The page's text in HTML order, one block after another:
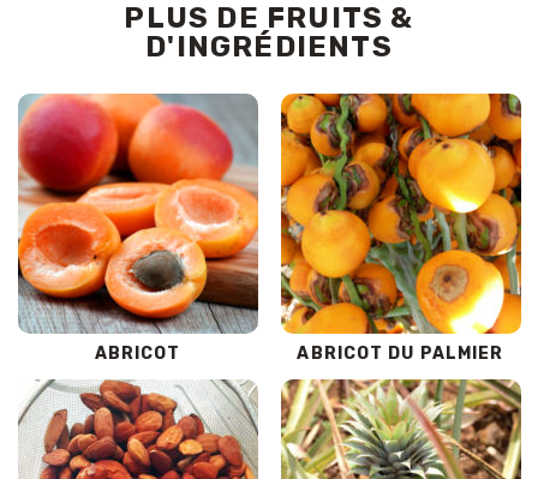
PLUS DE FRUITS &
D'INGRÉDIENTS
ABRICOT ABRICOT DU PALMIER